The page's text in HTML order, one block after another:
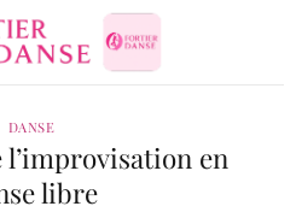
DANSE
en
libre